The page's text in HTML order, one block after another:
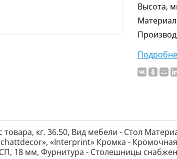
Высота,
Материал
кг. 36.50, Вид мебели - Стол
«Interprint» Кромка -
18 мм, Фурнитура - Столешницы